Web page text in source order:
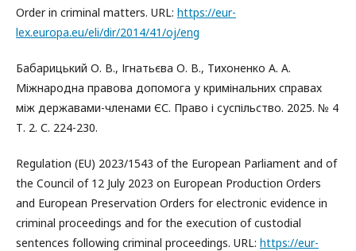
Order in criminal matters. URL: https://eur-
lex.europa.eu/eli/dir/2014/41/oj/eng
Бабарицький О. В., Ігнатьєва О. В., Тихоненко А. А.
Міжнародна правова допомога у кримінальних справах
між державами-членами ЄС. Право і суспільство. 2025. № 4
Т. 2. С. 224-230.
Regulation (EU) 2023/1543 of the European Parliament and of
the Council of 12 July 2023 on European Production Orders
and European Preservation Orders for electronic evidence in
criminal proceedings and for the execution of custodial
sentences following criminal proceedings. URL: https://eur-